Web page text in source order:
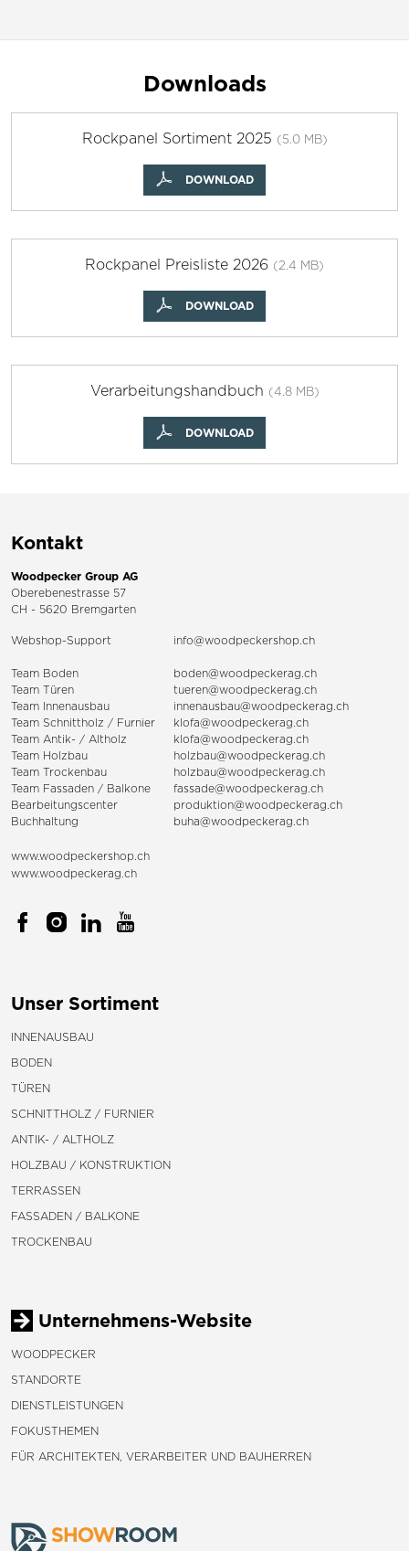
Downloads
Rockpanel Sortiment 2025 (5.0 MB)
DOWNLOAD
Rockpanel Preisliste 2026 (2.4 MB)
DOWNLOAD
Verarbeitungshandbuch (4.8 MB)
DOWNLOAD
Kontakt
Woodpecker Group AG
Oberebenestrasse 57
CH - 5620 Bremgarten
Webshop-Support info@woodpeckershop.ch
Team Boden
boden@woodpeckerag.ch
Team Türen
tueren@woodpeckerag.ch
Team Innenausbau
innenausbau@woodpeckerag.ch
Team Schnittholz / Furnier
klofa@woodpeckerag.ch
Team Antik- / Altholz
klofa@woodpeckerag.ch
Team Holzbau
holzbau@woodpeckerag.ch
Team Trockenbau
holzbau@woodpeckerag.ch
Team Fassaden / Balkone
fassade@woodpeckerag.ch
Bearbeitungscenter
produktion@woodpeckerag.ch
Buchhaltung
buha@woodpeckerag.ch
www.woodpeckershop.ch
www.woodpeckerag.ch
Unser Sortiment
INNENAUSBAU
BODEN
TÜREN
SCHNITTHOLZ / FURNIER
ANTIK- / ALTHOLZ
HOLZBAU / KONSTRUKTION
TERRASSEN
FASSADEN / BALKONE
TROCKENBAU
Unternehmens-Website
WOODPECKER
STANDORTE
DIENSTLEISTUNGEN
FOKUSTHEMEN
FÜR ARCHITEKTEN, VERARBEITER UND BAUHERREN